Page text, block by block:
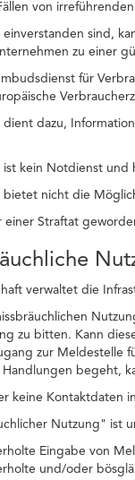
von
einverstanden sind,
zu einer
für
dient dazu,
kein Notdienst und
bietet nicht die
einer Straftat
verwaltet die
zu bitten. Kann
zur Meldestelle
begeht,
keine Kontaktdaten
Nutzung" ist
Eingabe von
und/oder